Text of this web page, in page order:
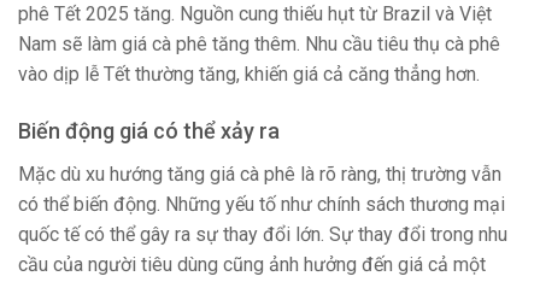
phê Tết 2025 tăng. Nguồn cung thiếu hụt từ Brazil và Việt
Nam sẽ làm giá cà phê tăng thêm. Nhu cầu tiêu thụ cà phê
vào dịp lễ Tết thường tăng, khiến giá cả căng thẳng hơn.
Biến động giá có thể xảy ra
Mặc dù xu hướng tăng giá cà phê là rõ ràng, thị trường vẫn
có thể biến động. Những yếu tố như chính sách thương mại
quốc tế có thể gây ra sự thay đổi lớn. Sự thay đổi trong nhu
cầu của người tiêu dùng cũng ảnh hưởng đến giá cả một